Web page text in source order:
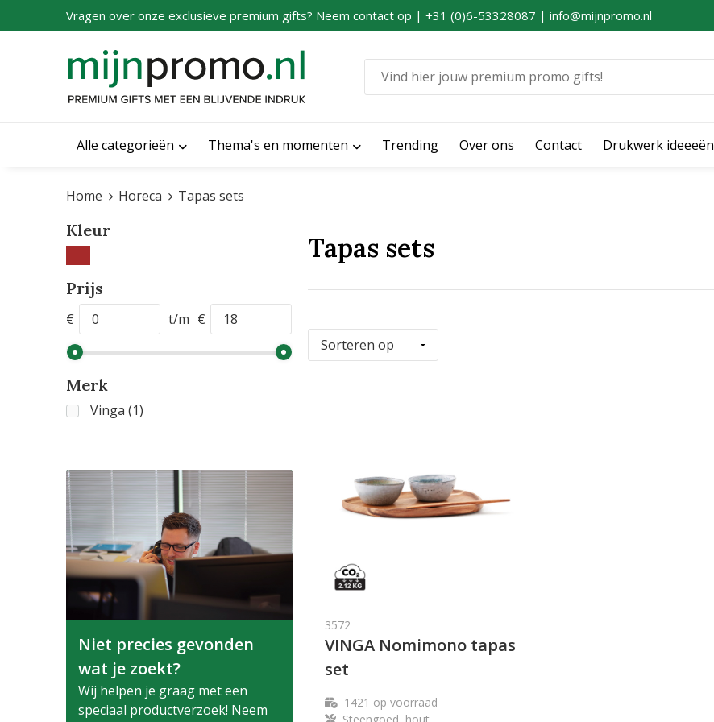
Vragen over onze exclusieve premium gifts? Neem contact op | +31 (0)6-53328087 | info@mijnpromo.nl
Alle categorieën Thema's en momenten Trending Over ons Contact Drukwerk ideeeën
Home Horeca Tapas sets
Kleur
Prijs
€ t/m €
Merk
Vinga (1)
Niet precies gevonden
wat je zoekt?
Wij helpen je graag met een
speciaal productverzoek! Neem
Tapas sets
3572
VINGA Nomimono tapas
set
1421 op voorraad
Steengoed, hout